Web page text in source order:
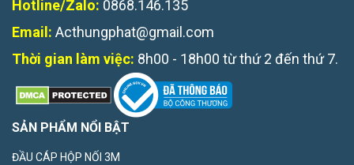
Hotline/Zalo: 0868.146.135
Email: Acthungphat@gmail.com
Thời gian làm việc: 8h00 - 18h00 từ thứ 2 đến thứ 7.
SẢN PHẨM NỔI BẬT
ĐẦU CÁP HỘP NỐI 3M